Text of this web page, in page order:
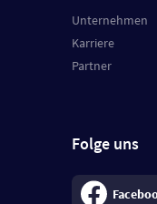
Unternehmen
Karriere
Partner
Folge uns